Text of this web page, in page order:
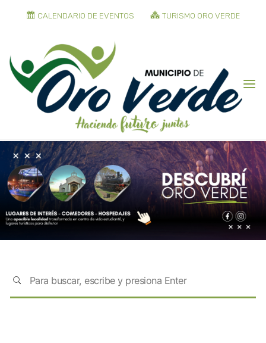
CALENDARIO DE EVENTOS TURISMO ORO VERDE